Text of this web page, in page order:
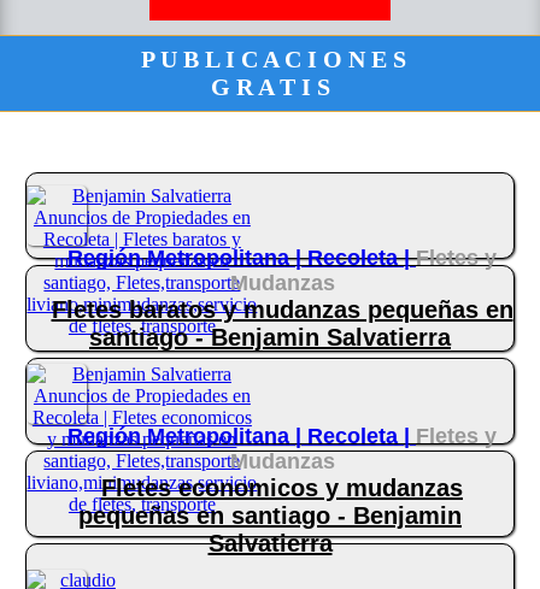
P U B L I C A C I O N E S
G R A T I S
Región Metropolitana |Recoleta |Fletes y
Mudanzas
Fletes baratos y mudanzas pequeñas en
santiago - Benjamin Salvatierra
Región Metropolitana | Recoleta | Fletes y
Mudanzas
Fletes economicos y mudanzas
pequeñas en santiago - Benjamin
Salvatierra